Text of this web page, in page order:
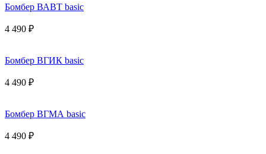
Бомбер ВАВТ basic
4 490 ₽
Бомбер ВГИК basic
4 490 ₽
Бомбер ВГМА basic
4 490 ₽